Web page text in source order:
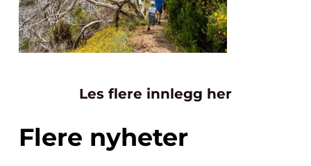
Les flere innlegg her
Flere nyheter